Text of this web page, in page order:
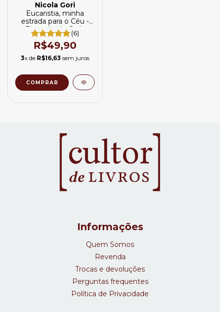
Nicola Gori
Eucaristia, minha
estrada para o Céu -
Biografia de Carlo
Acutis
(6)
R$49,90
3x de R$16,63 sem juros
Informações
Quem Somos
Revenda
Trocas e devoluções
Perguntas frequentes
Política de Privacidade